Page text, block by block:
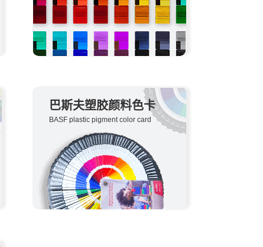
巴斯夫塑胶颜料色卡
BASF plastic pigment color card